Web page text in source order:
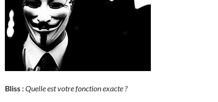
Bliss :Quelle est votre fonction exacte ?